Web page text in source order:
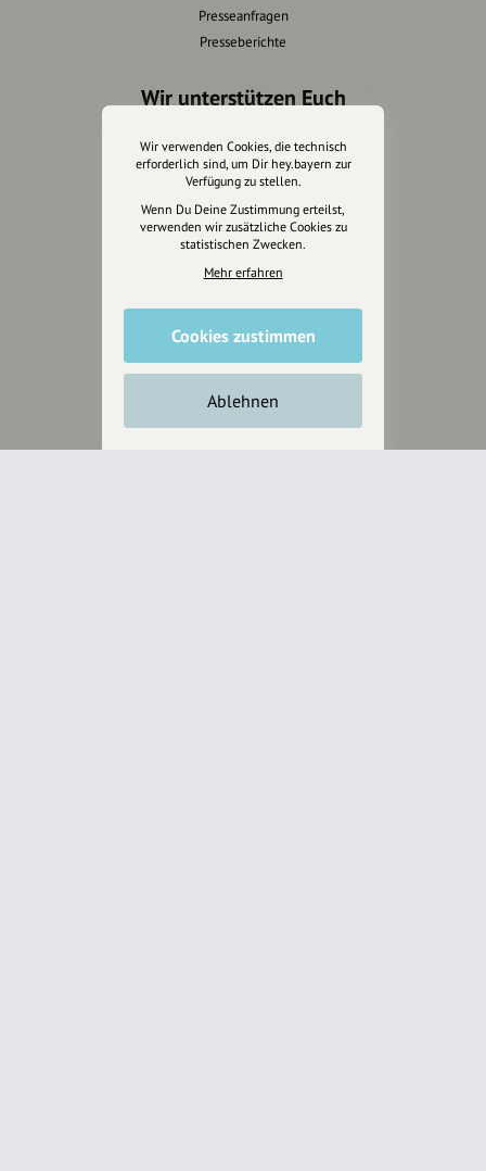
Presseanfragen
Presseberichte
Wir unterstützen Euch
Marketing
Design & Branding
Anakin Design
Unterstütze
unsere Plattform
hey.bayern ist ein Projekt von
uns für unsere Region und
für alle, die uns besuchen
Wir verwenden Cookies, die technisch
erforderlich sind, um Dir hey.bayern zur
Verfügung zu stellen.
Wenn Du Deine Zustimmung erteilst,
verwenden wir zusätzliche Cookies zu
statistischen Zwecken.
Mehr erfahren
Cookies zustimmen
Ablehnen